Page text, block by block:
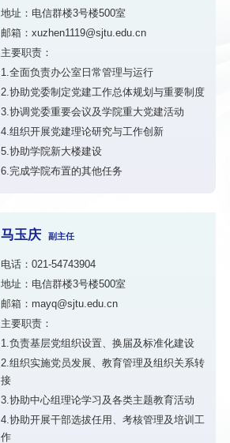
地址：电信群楼3号楼500室
邮箱：xuzhen1119@sjtu.edu.cn
主要职责：
1.全面负责办公室日常管理与运行
2.协助党委制定党建工作总体规划与重要制度
3.协调党委重要会议及学院重大党建活动
4.组织开展党建理论研究与工作创新
5.协助学院新大楼建设
6.完成学院布置的其他任务
马玉庆 副主任
电话：021-54743904
地址：电信群楼3号楼500室
邮箱：mayq@sjtu.edu.cn
主要职责：
1.负责基层党组织设置、换届及标准化建设
2.组织实施党员发展、教育管理及组织关系转
接
3.协助中心组理论学习及各类主题教育活动
4.协助开展干部选拔任用、考核管理及培训工
作